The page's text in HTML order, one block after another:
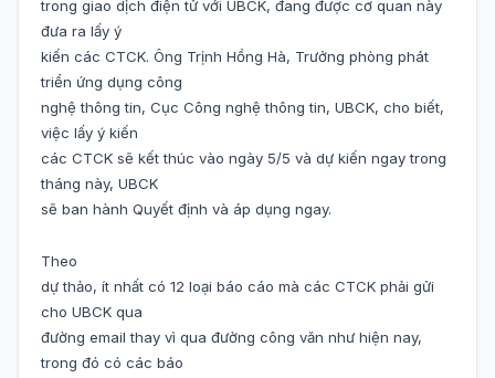
trong giao dịch điện tử với UBCK, đang được cơ quan này
đưa ra lấy ý
kiến các CTCK. Ông Trịnh Hồng Hà, Trưởng phòng phát
triển ứng dụng công
nghệ thông tin, Cục Công nghệ thông tin, UBCK, cho biết,
việc lấy ý kiến
các CTCK sẽ kết thúc vào ngày 5/5 và dự kiến ngay trong
tháng này, UBCK
sẽ ban hành Quyết định và áp dụng ngay.
Theo
dự thảo, ít nhất có 12 loại báo cáo mà các CTCK phải gửi
cho UBCK qua
đường email thay vì qua đường công văn như hiện nay,
trong đó có các báo